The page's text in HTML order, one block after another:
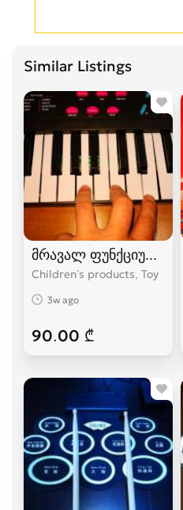
Similar Listings
მრავალ ფუნქციური
Children’s products, Toy
3w ago
90.00 ₾